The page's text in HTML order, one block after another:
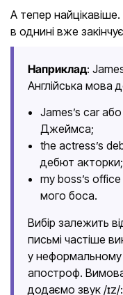
А тепер
в однині вже
Наприклад:
Англійська мова
James’s car
Джеймса;
the actress’s
дебют акторки;
my boss’s
мого боса.
Вибір залежить
письмі частіше
у
апостроф.
додаємо звук /ɪz/: